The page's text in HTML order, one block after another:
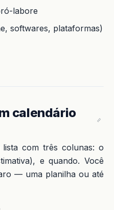
labore
softwares, plataformas)
calendário
com três colunas: o
e quando. Você
— uma planilha ou até